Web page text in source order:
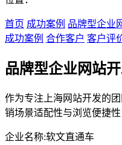
首页 成功案例 品牌型企业
成功案例 合作客户 客户评
品牌型企业网站
作为专注上海网站开发的
销场景适配性与浏览便捷
企业名称:软文直通车